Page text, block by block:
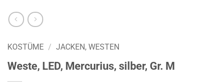
KOSTÜME / JACKEN, WESTEN
Weste, LED, Mercurius, silber, Gr. M